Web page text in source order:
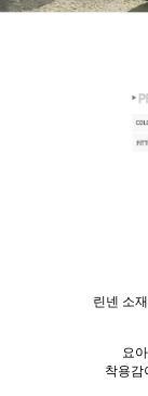
린넨 소
요
착용감